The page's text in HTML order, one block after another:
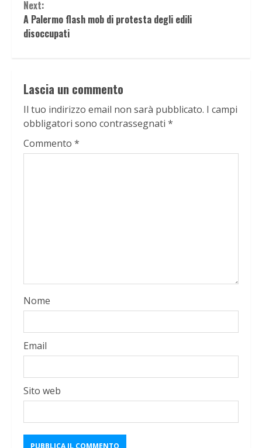
Next:
A Palermo flash mob di protesta degli edili
disoccupati
Lascia un commento
Il tuo indirizzo email non sarà pubblicato. I campi
obbligatori sono contrassegnati *
Commento *
Nome
Email
Sito web